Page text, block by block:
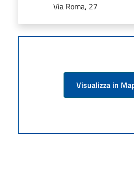
Via Roma, 27
Visualizza in